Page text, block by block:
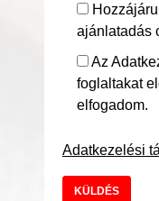
ajánlatadás
Az
foglaltakat
elfogadom.
Adatkezelési